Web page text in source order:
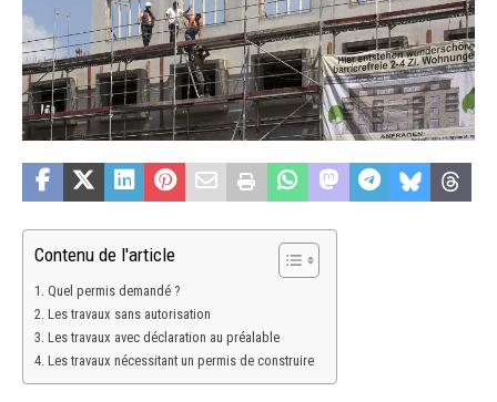
Contenu de l'article
Quel permis demandé ?
Les travaux sans autorisation
Les travaux avec déclaration au préalable
Les travaux nécessitant un permis de construire